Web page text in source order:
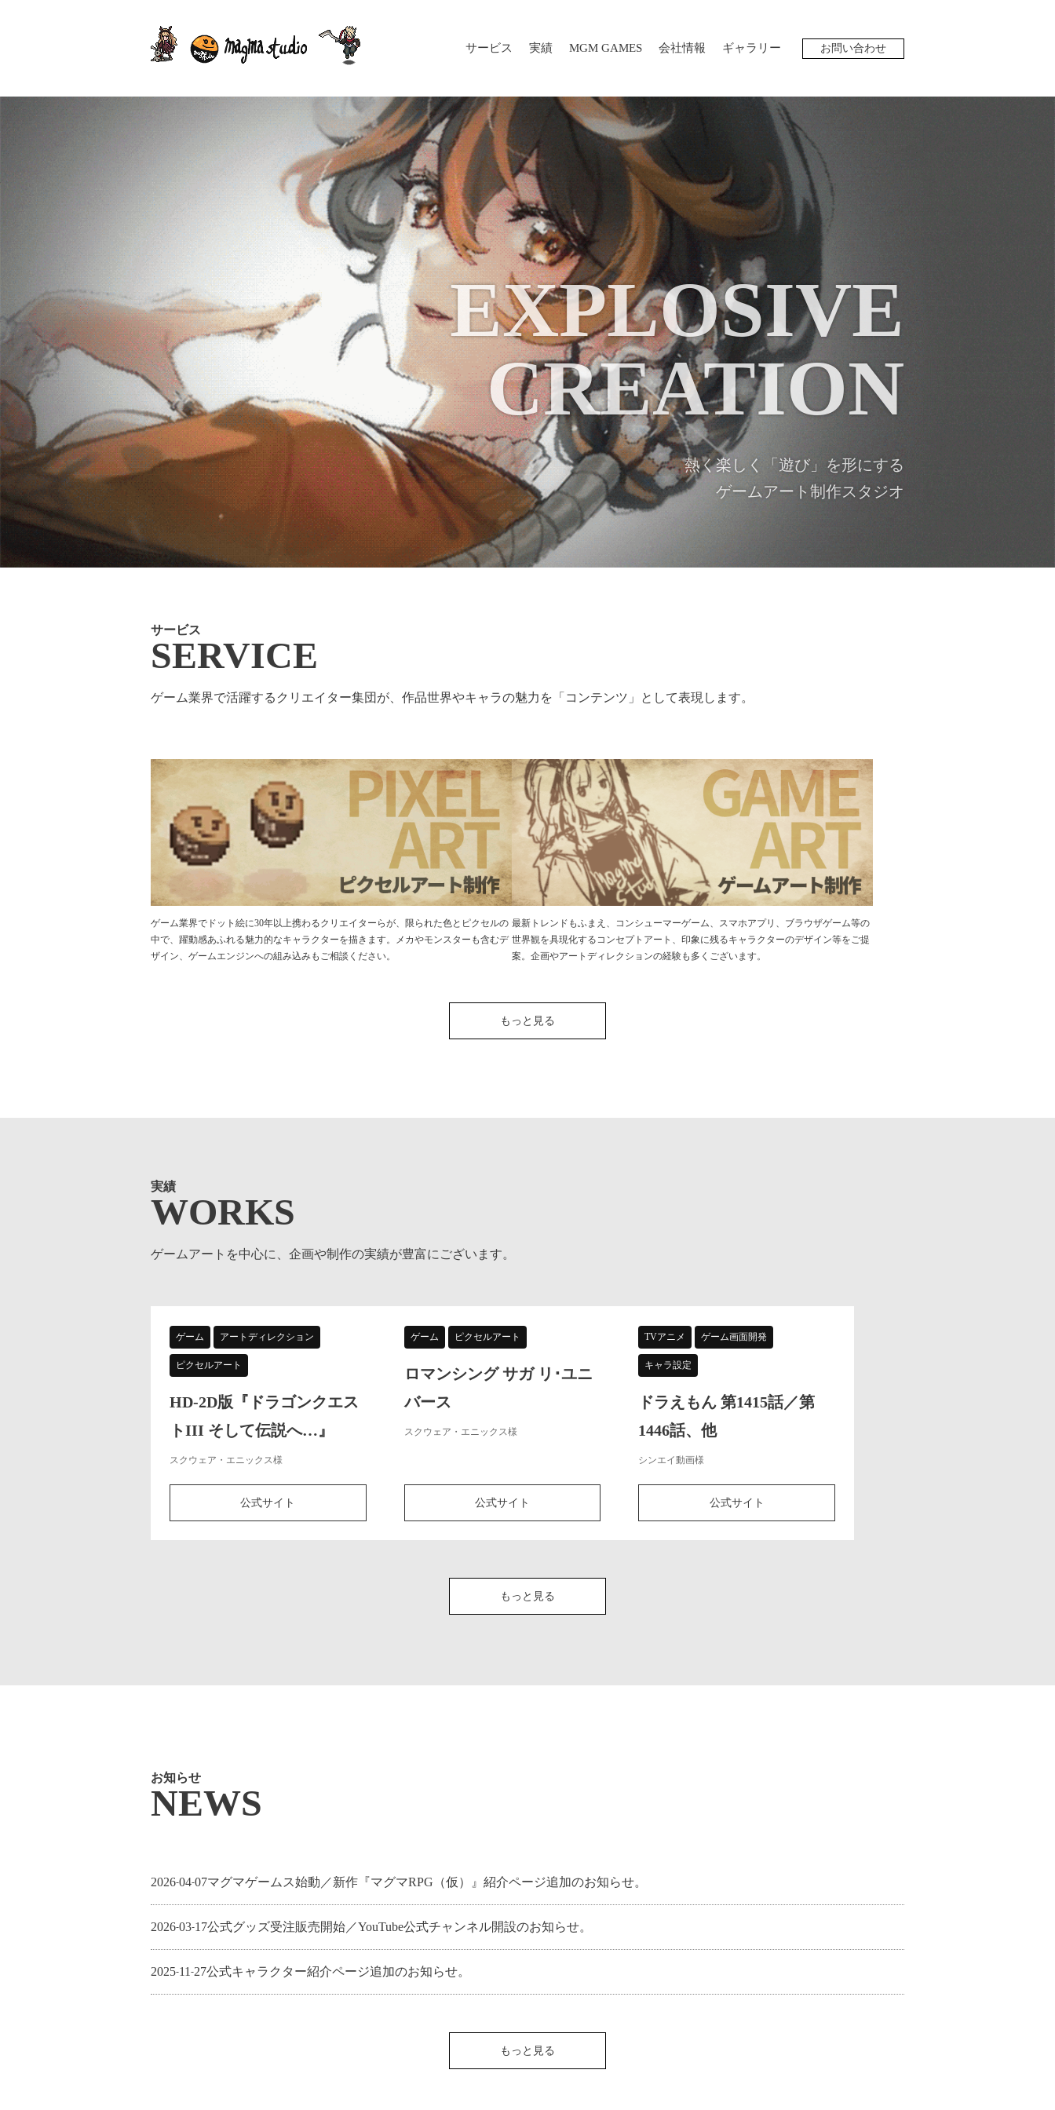
サービス 実績 MGM GAMES 会社情報 ギャラリー お問い合わせ
EXPLOSIVE
CREATION
熱く楽しく「遊び」を形にする
ゲームアート制作スタジオ
サービス
SERVICE
ゲーム業界で活躍するクリエイター集団が、作品世界やキャラの魅力を「コンテンツ」として表現します。
ゲーム業界でドット絵に30年以上携わるクリエイターらが、限られた色とピクセルの
中で、躍動感あふれる魅力的なキャラクターを描きます。メカやモンスターも含むデ
ザイン、ゲームエンジンへの組み込みもご相談ください。
最新トレンドもふまえ、コンシューマーゲーム、スマホアプリ、ブラウザゲーム等の
世界観を具現化するコンセプトアート、印象に残るキャラクターのデザイン等をご提
案。企画やアートディレクションの経験も多くございます。
もっと見る
実績
WORKS
ゲームアートを中心に、企画や制作の実績が豊富にございます。
ゲーム アートディレクション
ピクセルアート
HD-2D版『ドラゴンクエス
トIII そして伝説へ…』
スクウェア・エニックス様
公式サイト
ゲーム ピクセルアート
ロマンシング サガ リ･ユニ
バース
スクウェア・エニックス様
公式サイト
TVアニメ ゲーム画面開発
キャラ設定
ドラえもん 第1415話／第
1446話、他
シンエイ動画様
公式サイト
もっと見る
お知らせ
NEWS
2026-04-07マグマゲームス始動／新作『マグマRPG（仮）』紹介ページ追加のお知らせ。
2026-03-17公式グッズ受注販売開始／YouTube公式チャンネル開設のお知らせ。
2025-11 -27公式キャラクター紹介ページ追加のお知らせ。
もっと見る